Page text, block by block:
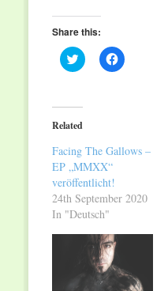
Share this:
Click
to
(Opens
in
new
Click
to
Related
Facing The Gallows –
EP „MMXX“
veröffentlicht!
24th September 2020
In "Deutsch"